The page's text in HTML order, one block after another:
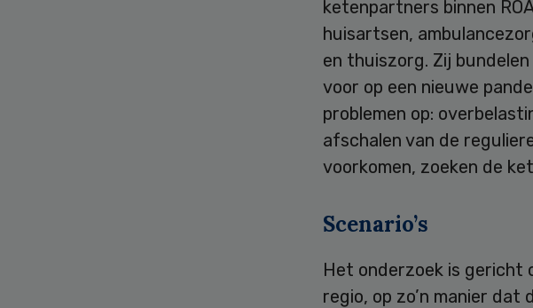
ketenpartners binnen
huisartsen,
en thuiszorg. Zij
voor op een nieuwe
problemen op:
afschalen van de
voorkomen, zoeken de
Scenario’s
Het onderzoek is gericht
regio, op zo’n manier